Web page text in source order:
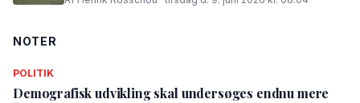
NOTER
POLITIK
Demografisk udvikling skal undersøges endnu mere